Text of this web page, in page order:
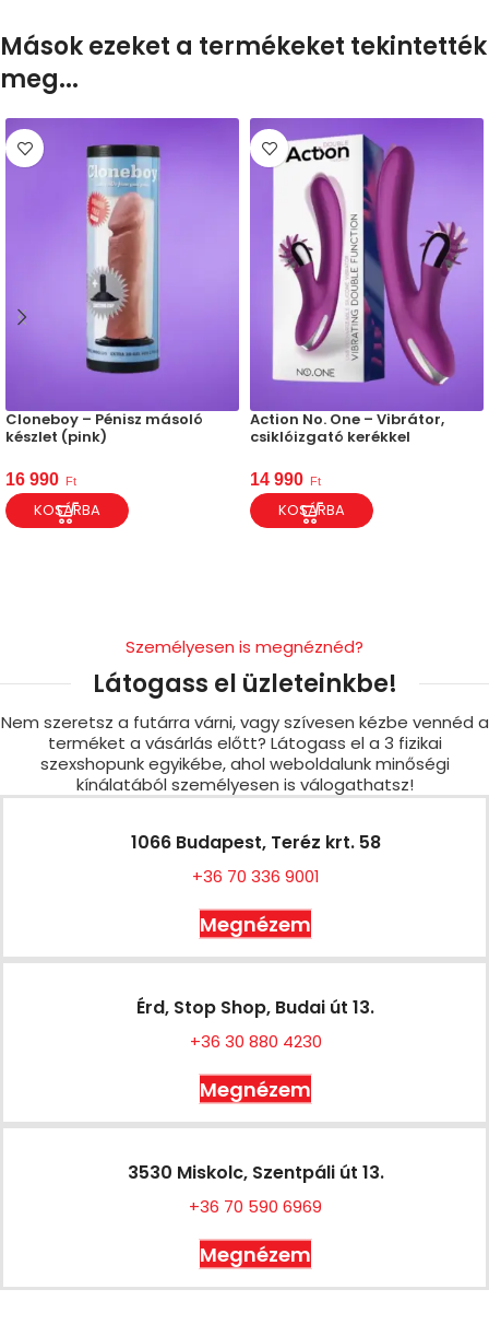
Mások ezeket a termékeket tekintették
meg...
Cloneboy – Pénisz másoló
készlet (pink)
16 990 Ft
KOSÁRBA
Action No. One – Vibrátor,
csiklóizgató kerékkel
14 990 Ft
KOSÁRBA
Személyesen is megnéznéd?
Látogass el üzleteinkbe!
Nem szeretsz a futárra várni, vagy szívesen kézbe vennéd a
terméket a vásárlás előtt? Látogass el a 3 fizikai
szexshopunk egyikébe, ahol weboldalunk minőségi
kínálatából személyesen is válogathatsz!
1066 Budapest, Teréz krt. 58
+36 70 336 9001
Megnézem
Érd, Stop Shop, Budai út 13.
+36 30 880 4230
Megnézem
3530 Miskolc, Szentpáli út 13.
+36 70 590 6969
Megnézem